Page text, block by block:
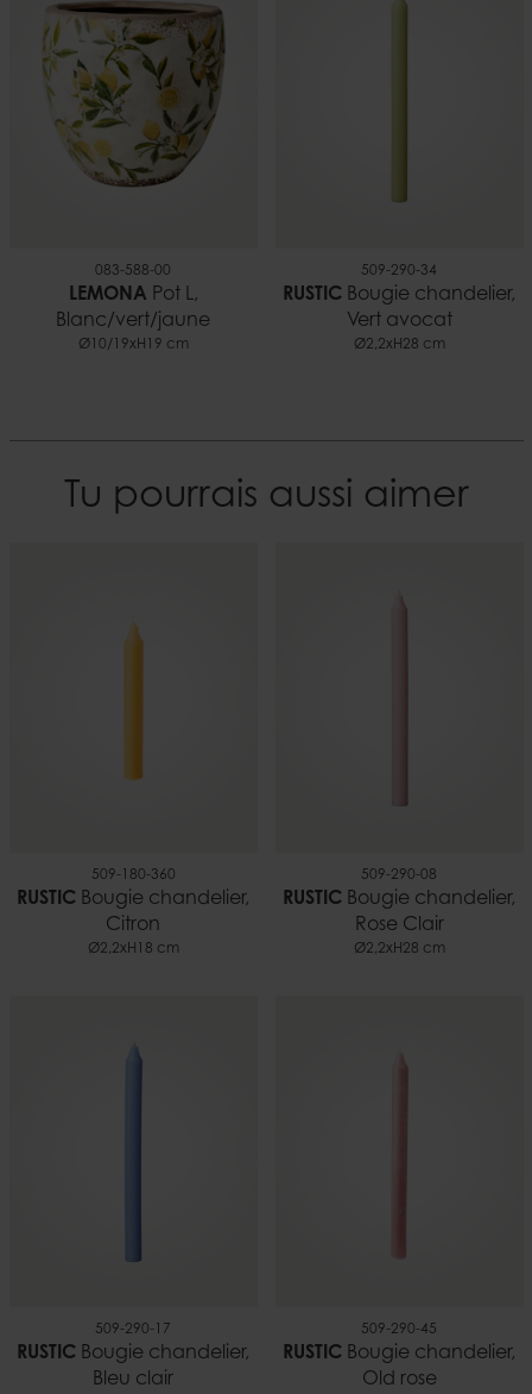
EAN
5706294136221
Documents
Bougies et sécurité.pdf
0,09 kg
083-588-00
LEMONA Pot L,
Blanc/vert/jaune
Ø10/19xH19 cm
509-290-34
RUSTIC Bougie chandelier,
Vert avocat
Ø2,2xH28 cm
Tu pourrais aussi aimer
509-180-360
RUSTIC Bougie chandelier,
Citron
Ø2,2xH18 cm
509-290-08
RUSTIC Bougie chandelier,
Rose Clair
Ø2,2xH28 cm
509-290-17
RUSTIC Bougie chandelier,
Bleu clair
509-290-45
RUSTIC Bougie chandelier,
Old rose